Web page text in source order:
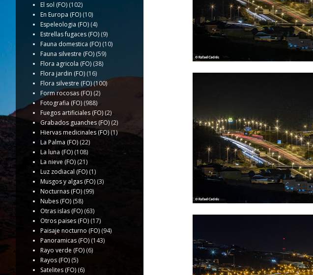
El sol (FO) (102)
En Europa (FO) (10)
Espeleologia (FO) (4)
Estrellas fugaces (FO) (9)
Fauna domestica (FO) (10)
Fauna silvestre (FO) (59)
Flora agricola (FO) (38)
Flora jardin (FO) (16)
Flora silvestre (FO)(100)
Form rocosas (FO) (2)
Fotografia (FO) (988)
Fuegos artificiales (FO) (2)
Grabados guanches (FO) (2)
Hiervas medicinales (FO)(1)
La Palma (FO) (22)
La luna (FO) (108)
La nieve (FO) (21)
Luz zodiacal (FO) (1)
Musgos y algas (FO) (3)
Nocturnas (FO) (99)
Nubes (FO) (58)
Otras islas (FO) (63)
Otros paises (FO) (17)
Paisaje nocturno (FO) (94)
Panoramicas (FO) (143)
Rayo verde (FO) (6)
Rayos (FO) (5)
Satelites (FO) (6)